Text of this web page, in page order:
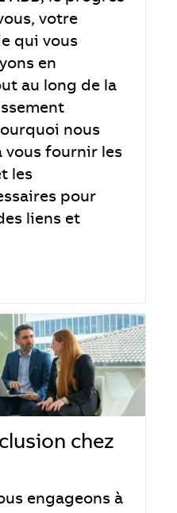
votre
qui vous
en
au long de la
nous
vous fournir les
les
pour
liens et
chez
engageons à